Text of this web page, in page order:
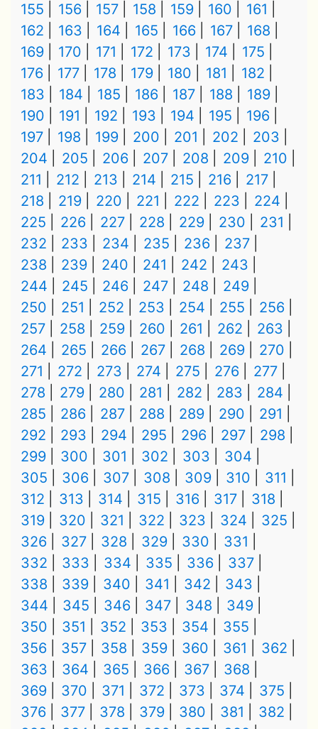
155
156 157 158 159 160
161
162
163 164 165 166 167
168
169
170 171 172 173 174
175
176
177 178 179 180 181
182
183
184 185 186 187 188
189
190
191 192 193 194 195
196
197
198 199 200 201 202
203
204
205 206 207 208 209
210
211
212 213 214 215 216
217
218
219 220 221 222 223
224
225
226 227 228 229 230
231
232
233 234 235 236
237
238
239 240 241 242
243
244
245 246 247 248
249
250
251 252 253 254 255
256
257
258 259 260 261 262
263
264
265 266 267 268 269
270
271
272 273 274 275 276
277
278
279 280 281 282 283
284
285
286 287 288 289 290
291
292
293 294 295 296 297
298
299
300 301 302 303
304
305
306 307 308 309 310
311
312
313 314 315 316 317
318
319
320 321 322 323 324
325
326
327 328 329 330
331
332
333 334 335 336
337
338
339 340 341 342
343
344
345 346 347 348
349
350
351 352 353 354
355
356
357 358 359 360 361
362
363
364 365 366 367
368
369
370 371 372 373 374
375
376
377 378 379 380 381
382